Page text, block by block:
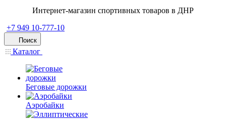
Интернет-магазин спортивных товаров в ДНР
+7 949 10-777-10
Поиск
Каталог
Беговые дорожки
Аэробайки